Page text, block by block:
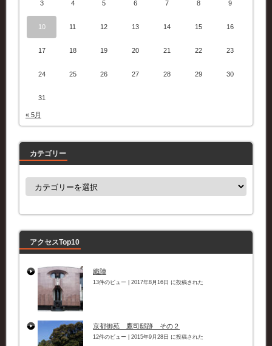
3 4 5 6 7 8 9
10 11 12 13 14 15 16
17 18 19 20 21 22 23
24 25 26 27 28 29 30
31
« 5月
カテゴリー
カ
ー
アクセスTop10
織陣
13件のビュー 2017年8月16日 に投稿された
京都御苑 鷹司邸跡 その２
12件のビュー 2015年9月28日 に投稿された